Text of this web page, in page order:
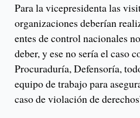
Para la vicepresidenta las
organizaciones deberían
entes de control nacionales
deber, y ese no sería el caso
Procuraduría, Defensoría,
equipo de trabajo para
caso de violación de